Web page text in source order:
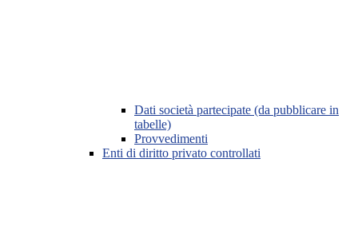
Dati società partecipate (da pubblicare in
tabelle)
Provvedimenti
Enti di diritto privato controllati